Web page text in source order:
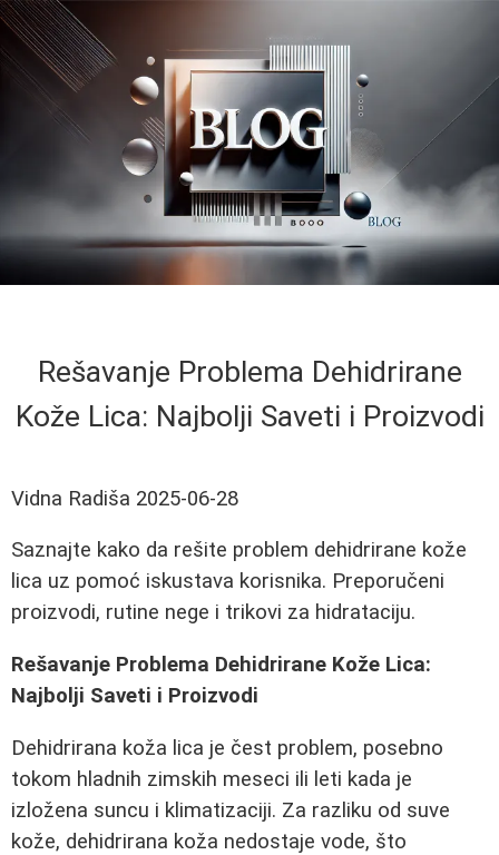
Rešavanje Problema Dehidrirane
Kože Lica: Najbolji Saveti i Proizvodi
Vidna Radiša 2025-06-28
Saznajte kako da rešite problem dehidrirane kože
lica uz pomoć iskustava korisnika. Preporučeni
proizvodi, rutine nege i trikovi za hidrataciju.
Rešavanje Problema Dehidrirane Kože Lica:
Najbolji Saveti i Proizvodi
Dehidrirana koža lica je čest problem, posebno
tokom hladnih zimskih meseci ili leti kada je
izložena suncu i klimatizaciji. Za razliku od suve
kože, dehidrirana koža nedostaje vode, što